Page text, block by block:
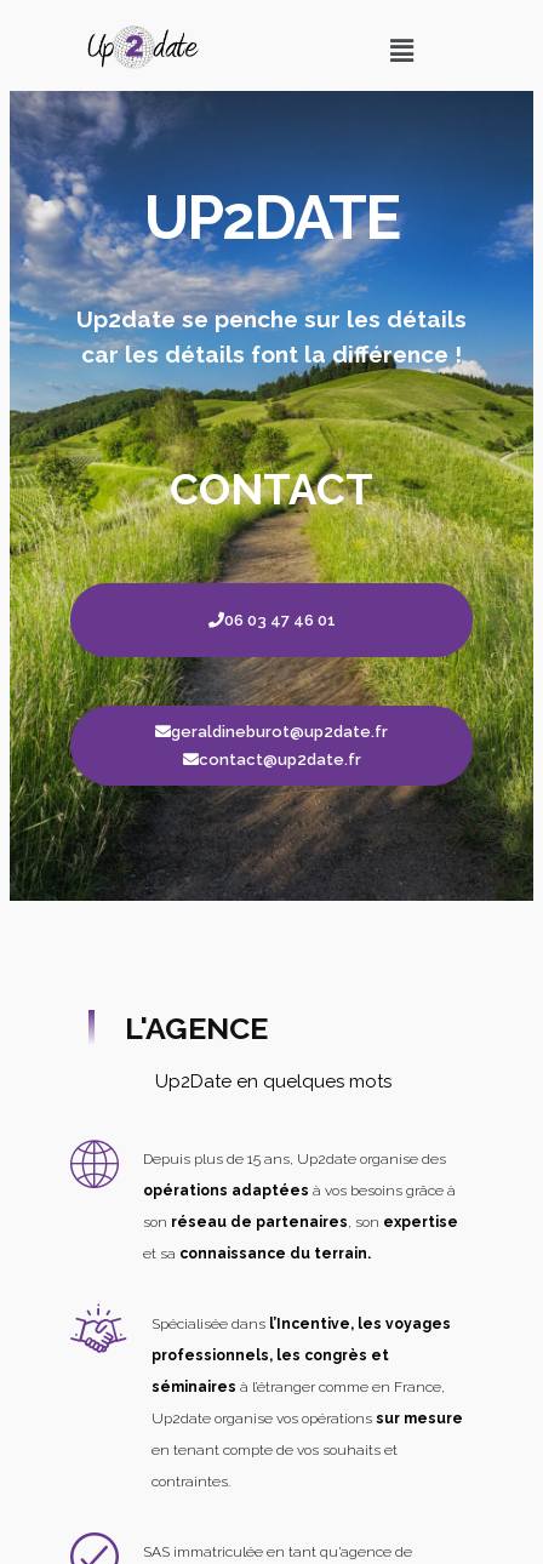
UP2DATE
Up2date se penche sur les détails
car les détails font la différence !
CONTACT
06 03 47 46 01
geraldineburot@up2date.fr
contact@up2date.fr
L'AGENCE
Up2Date en quelques mots
Depuis plus de 15 ans, Up2date organise des
opérations adaptées à vos besoins grâce à
son réseau de partenaires, son expertise
et sa connaissance du terrain.
Spécialisée dans l’Incentive, les voyages
professionnels, les congrès et
séminaires à l’étranger comme en France,
Up2date organise vos opérations sur mesure
en tenant compte de vos souhaits et
contraintes.
SAS immatriculée en tant qu’agence de